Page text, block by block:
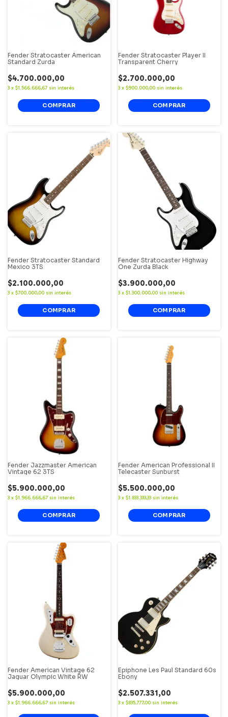
Fender Stratocaster American
Standard Zurda
$4.700.000,00
3 x $1.566.666,67 sin interés
Fender Stratocaster Player II
Transparent Cherry
$2.700.000,00
3 x $900.000,00 sin interés
Fender Stratocaster Standard
Mexico 3TS
$2.100.000,00
3 x $700.000,00 sin interés
Fender Stratocaster Highway
One Zurda Black
$3.900.000,00
3 x $1.300.000,00 sin interés
Fender Jazzmaster American
Vintage 62 3TS
$5.900.000,00
3 x $1.966.666,67 sin interés
Fender American Professional II
Telecaster Sunburst
$5.500.000,00
3 x $1.833.333,33 sin interés
Fender American Vintage 62
Jaguar Olympic White RW
$5.900.000,00
3 x $1.966.666,67 sin interés
Epiphone Les Paul Standard 60s
Ebony
$2.507.331,00
3 x $835.777,00 sin interés